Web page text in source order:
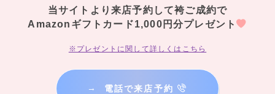
当サイトより来店予約して袴ご成約で
Amazonギフトカード1,000円分プレゼント
※プレゼントに関して詳しくはこちら
→ 電話で来店予約